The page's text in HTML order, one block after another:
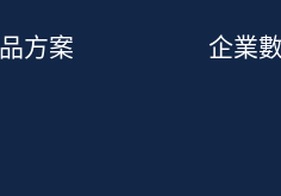
方案 企業